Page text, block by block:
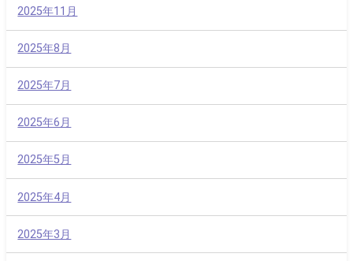
2025年11月
2025年8月
2025年7月
2025年6月
2025年5月
2025年4月
2025年3月